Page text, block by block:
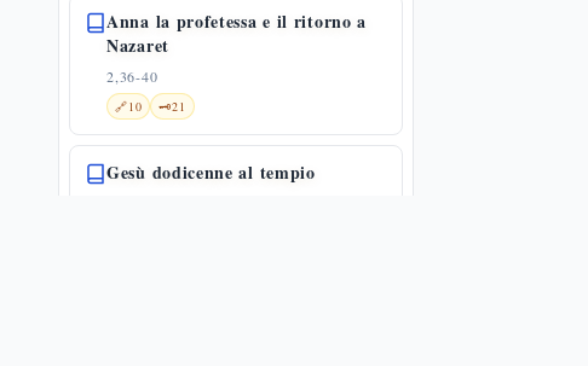
Anna la profetessa e il ritorno a
Nazaret
2,36-40
🔗10 🗝️21
Gesù dodicenne al tempio